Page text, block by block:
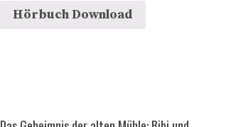
Hörbuch Download